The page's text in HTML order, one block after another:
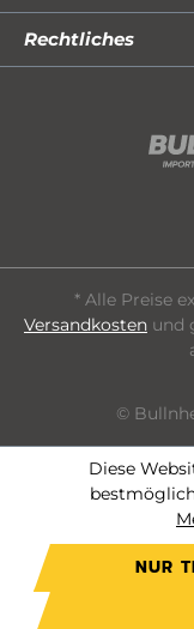
Rechtliches
* Alle Preise
Versandkosten und
©
Diese
NUR